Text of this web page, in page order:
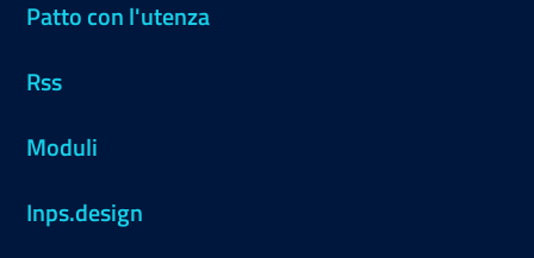
Patto con l'utenza
Rss
Moduli
Inps.design